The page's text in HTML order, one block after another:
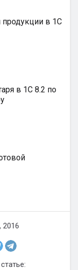
продукции в 1С
в 1С 8.2 по
2016